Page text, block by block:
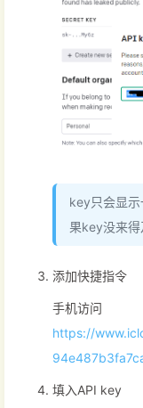
key只会显
果key没来得
添加快捷指令
手机访问
https://
填入API key